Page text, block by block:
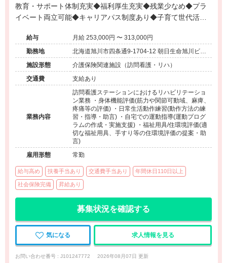
教育・サポート体制充実◆福利厚生充実◆残業少なめ◆プラ
イベート両立可能◆キャリアパス制度あり◆子育て世代活躍
給与
月給 253,000円 〜 313,000円
勤務地
北海道旭川市四条通9-1704-12 朝日生命旭川ビル2
階
施設形態
介護保険関連施設（訪問看護・リハ）
交通費
支給あり
業務内容
訪問看護ステーションにおけるリハビリテーショ
ン業務 ・身体機能評価(筋力や関節可動域、麻痺、
疼痛等の評価) ・日常生活動作練習(動作方法の練
習・指導・助言) ・自宅での運動指導(運動プログ
ラムの作成・実施支援) ・福祉用具/住環境評価(適
切な福祉用具、手すり等の住環境評価の提案・助
言)
雇用形態
常勤
給与高め 扶養手当あり 交通費手当あり 年間休日110日以上
社会保険完備 昇給あり
募集状況を確認する
気になる 求人情報を見る
お問い合わせ番号 : J101247772 2026年08月07日 更新